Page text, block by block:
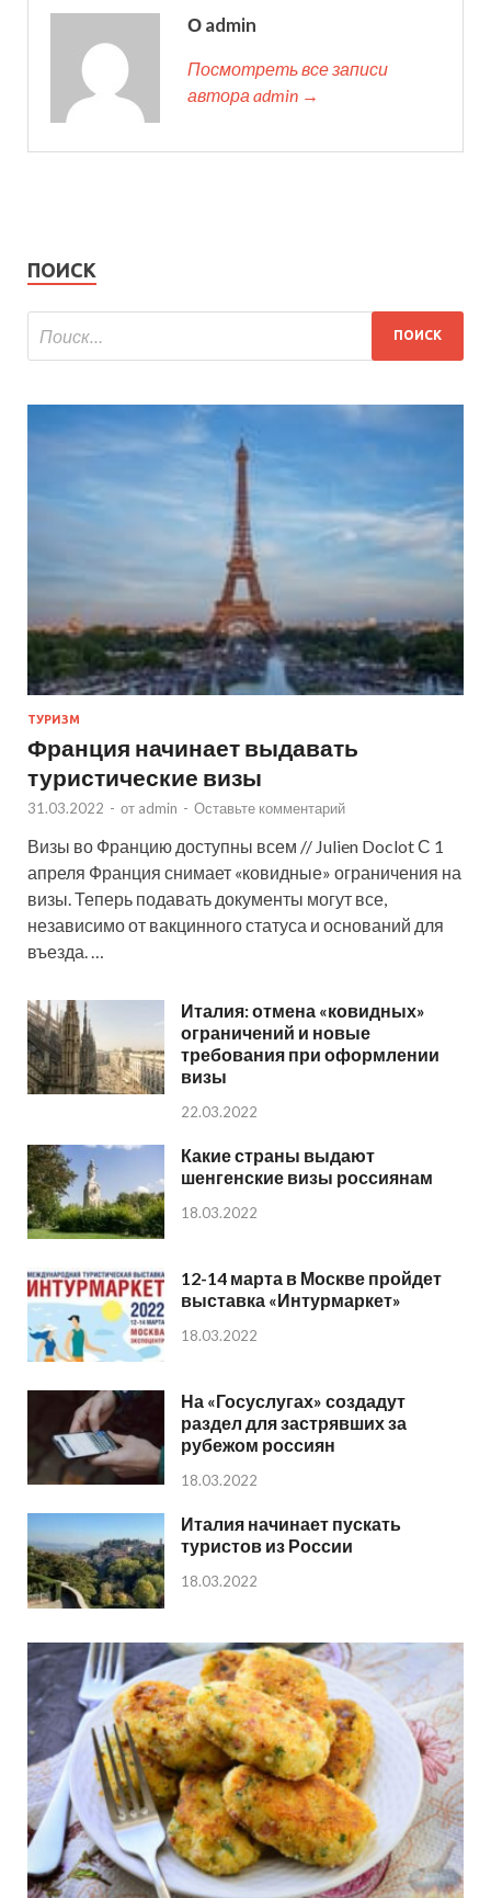
О admin
Посмотреть все записи
автора admin →
ПОИСК
ТУРИЗМ
Франция начинает выдавать
туристические визы
31.03.2022 - от admin - Оставьте комментарий
Визы во Францию доступны всем // Julien Doclot С 1
апреля Франция снимает «ковидные» ограничения на
визы. Теперь подавать документы могут все,
независимо от вакцинного статуса и оснований для
въезда. …
Италия: отмена «ковидных»
ограничений и новые
требования при оформлении
визы
22.03.2022
Какие страны выдают
шенгенские визы россиянам
18.03.2022
12-14 марта в Москве пройдет
выставка «Интурмаркет»
18.03.2022
На «Госуслугах» создадут
раздел для застрявших за
рубежом россиян
18.03.2022
Италия начинает пускать
туристов из России
18.03.2022